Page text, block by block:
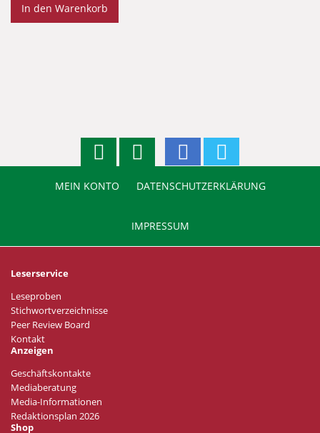
In den Warenkorb
MEIN KONTO DATENSCHUTZERKLÄRUNG
IMPRESSUM
Leserservice
Leseproben
Stichwortverzeichnisse
Peer Review Board
Kontakt
Anzeigen
Geschäftskontakte
Mediaberatung
Media-Informationen
Redaktionsplan 2026
Shop